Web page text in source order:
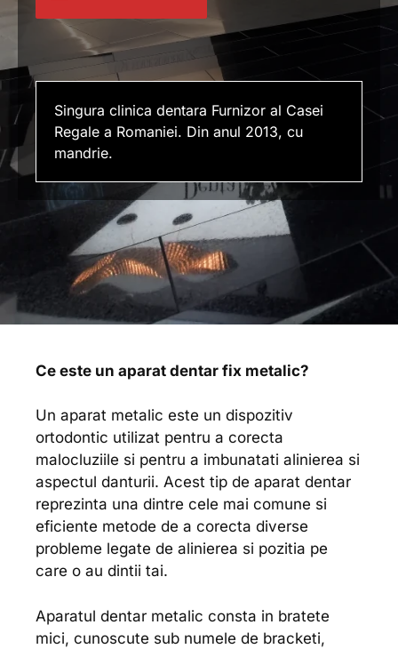
Singura clinica dentara Furnizor al Casei
Regale a Romaniei. Din anul 2013, cu
mandrie.
Ce este un aparat dentar fix metalic?
Un aparat metalic este un dispozitiv
ortodontic utilizat pentru a corecta
malocluziile si pentru a imbunatati alinierea si
aspectul danturii. Acest tip de aparat dentar
reprezinta una dintre cele mai comune si
eficiente metode de a corecta diverse
probleme legate de alinierea si pozitia pe
care o au dintii tai.
Aparatul dentar metalic consta in bratete
mici, cunoscute sub numele de bracketi,